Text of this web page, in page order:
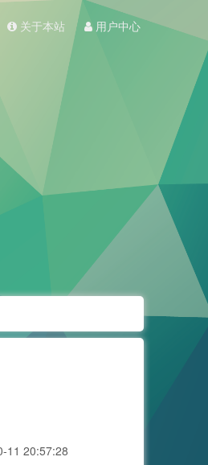
关于本站 用户中心
11 20:57:28